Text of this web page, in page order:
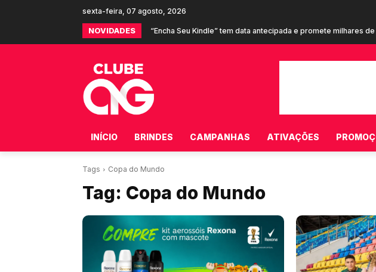
sexta-feira, 07 agosto, 2026
NOVIDADES “Encha Seu Kindle” tem data antecipada e promete milhares
INÍCIO BRINDES CAMPANHAS ATIVAÇÕES
Tags Copa do Mundo
Tag: Copa do Mundo